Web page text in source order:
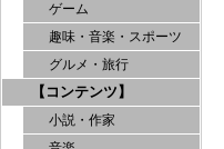
ゲーム
趣味・音楽・スポーツ
グルメ・旅行
【コンテンツ】
小説・作家